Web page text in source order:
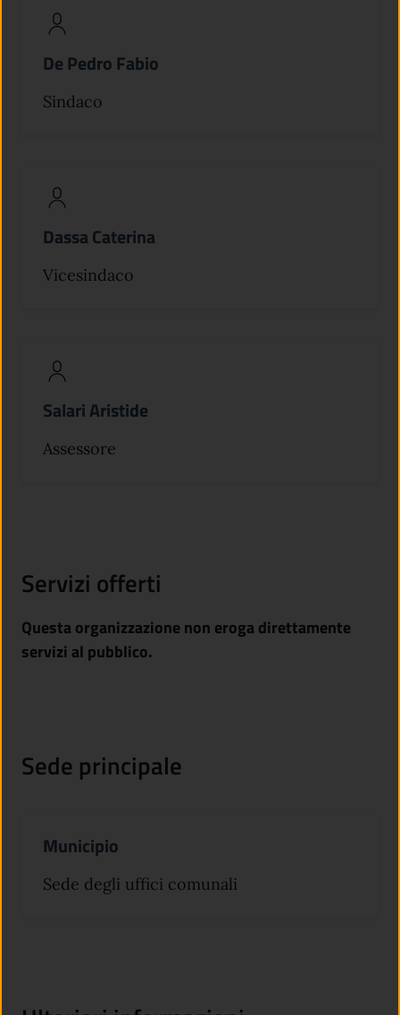
De Pedro Fabio
Sindaco
Dassa Caterina
Vicesindaco
Salari Aristide
Assessore
Servizi offerti
Questa organizzazione non eroga direttamente
servizi al pubblico.
Sede principale
Municipio
Sede degli uffici comunali